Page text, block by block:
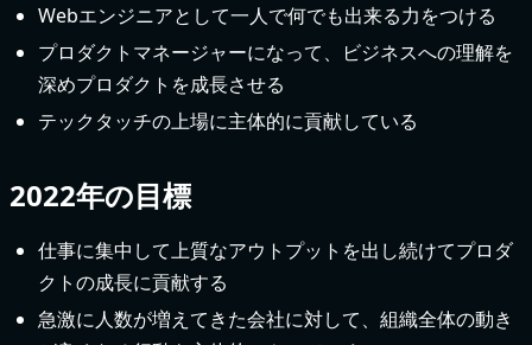
Webエンジニアとして一人で何でも出来る力をつける
プロダクトマネージャーになって、ビジネスへの理解を
深めプロダクトを成長させる
テックタッチの上場に主体的に貢献している
2022年の目標
仕事に集中して上質なアウトプットを出し続けてプロダ
クトの成長に貢献する
急激に人数が増えてきた会社に対して、組織全体の動き